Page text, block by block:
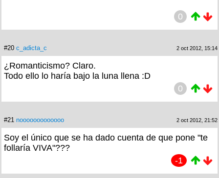
0
#20 c_adicta_c 2 oct 2012, 15:14
¿Romanticismo? Claro.
Todo ello lo haría bajo la luna llena :D
0
#21 nooooooooooooo 2 oct 2012, 21:52
Soy el único que se ha dado cuenta de que pone "te
follaría VIVA"???
-1